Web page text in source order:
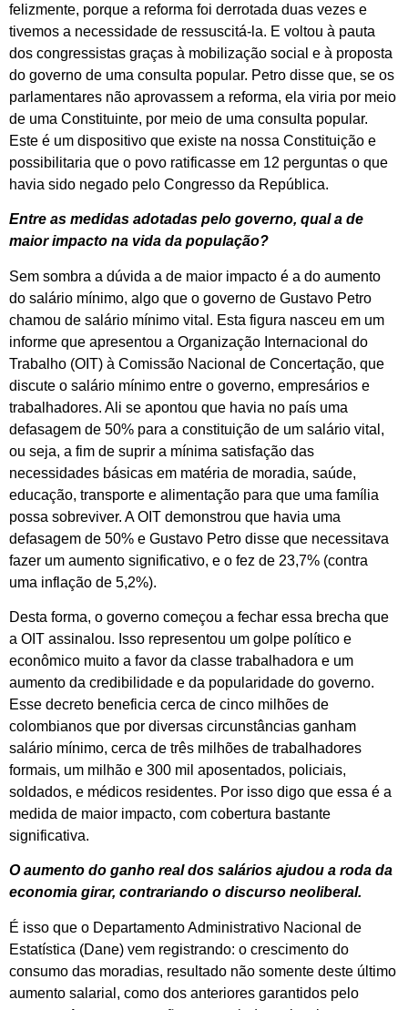
felizmente, porque a reforma foi derrotada duas vezes e
tivemos a necessidade de ressuscitá-la. E voltou à pauta
dos congressistas graças à mobilização social e à proposta
do governo de uma consulta popular. Petro disse que, se os
parlamentares não aprovassem a reforma, ela viria por meio
de uma Constituinte, por meio de uma consulta popular.
Este é um dispositivo que existe na nossa Constituição e
possibilitaria que o povo ratificasse em 12 perguntas o que
havia sido negado pelo Congresso da República.
Entre as medidas adotadas pelo governo, qual a de
maior impacto na vida da população?
Sem sombra a dúvida a de maior impacto é a do aumento
do salário mínimo, algo que o governo de Gustavo Petro
chamou de salário mínimo vital. Esta figura nasceu em um
informe que apresentou a Organização Internacional do
Trabalho (OIT) à Comissão Nacional de Concertação, que
discute o salário mínimo entre o governo, empresários e
trabalhadores. Ali se apontou que havia no país uma
defasagem de 50% para a constituição de um salário vital,
ou seja, a fim de suprir a mínima satisfação das
necessidades básicas em matéria de moradia, saúde,
educação, transporte e alimentação para que uma família
possa sobreviver. A OIT demonstrou que havia uma
defasagem de 50% e Gustavo Petro disse que necessitava
fazer um aumento significativo, e o fez de 23,7% (contra
uma inflação de 5,2%).
Desta forma, o governo começou a fechar essa brecha que
a OIT assinalou. Isso representou um golpe político e
econômico muito a favor da classe trabalhadora e um
aumento da credibilidade e da popularidade do governo.
Esse decreto beneficia cerca de cinco milhões de
colombianos que por diversas circunstâncias ganham
salário mínimo, cerca de três milhões de trabalhadores
formais, um milhão e 300 mil aposentados, policiais,
soldados, e médicos residentes. Por isso digo que essa é a
medida de maior impacto, com cobertura bastante
significativa.
O aumento do ganho real dos salários ajudou a roda da
economia girar, contrariando o discurso neoliberal.
É isso que o Departamento Administrativo Nacional de
Estatística (Dane) vem registrando: o crescimento do
consumo das moradias, resultado não somente deste último
aumento salarial, como dos anteriores garantidos pelo